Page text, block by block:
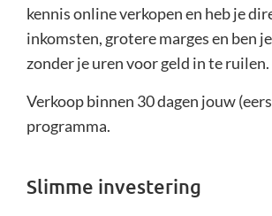
kennis online verkopen en heb je
inkomsten, grotere marges en ben
zonder je uren voor geld in te ruilen.
Verkoop binnen 30 dagen jouw
programma.
Slimme investering